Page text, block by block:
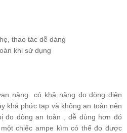
thao tác dễ dàng
khi sử dụng
năng có khả năng đo dòng điện
khá phức tạp và không an toàn nên
đo dòng an toàn , dễ dùng hơn đó
chiếc ampe kìm có thể đo được